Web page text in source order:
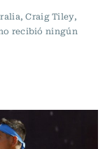
Craig Tiley,
recibió ningún